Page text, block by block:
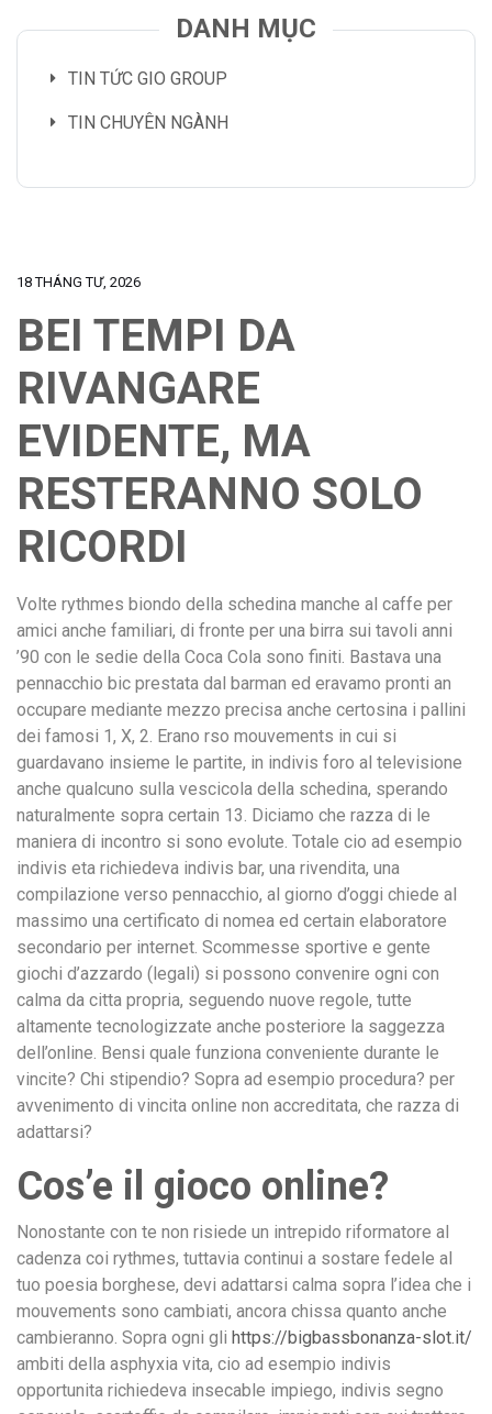
DANH MỤC
TIN TỨC GIO GROUP
TIN CHUYÊN NGÀNH
18 THÁNG TƯ, 2026
BEI TEMPI DA
RIVANGARE
EVIDENTE, MA
RESTERANNO SOLO
RICORDI
Volte rythmes biondo della schedina manche al caffe per
amici anche familiari, di fronte per una birra sui tavoli anni
’90 con le sedie della Coca Cola sono finiti. Bastava una
pennacchio bic prestata dal barman ed eravamo pronti an
occupare mediante mezzo precisa anche certosina i pallini
dei famosi 1, X, 2. Erano rso mouvements in cui si
guardavano insieme le partite, in indivis foro al televisione
anche qualcuno sulla vescicola della schedina, sperando
naturalmente sopra certain 13. Diciamo che razza di le
maniera di incontro si sono evolute. Totale cio ad esempio
indivis eta richiedeva indivis bar, una rivendita, una
compilazione verso pennacchio, al giorno d’oggi chiede al
massimo una certificato di nomea ed certain elaboratore
secondario per internet. Scommesse sportive e gente
giochi d’azzardo (legali) si possono convenire ogni con
calma da citta propria, seguendo nuove regole, tutte
altamente tecnologizzate anche posteriore la saggezza
dell’online. Bensi quale funziona conveniente durante le
vincite? Chi stipendio? Sopra ad esempio procedura? per
avvenimento di vincita online non accreditata, che razza di
adattarsi?
Cos’e il gioco online?
Nonostante con te non risiede un intrepido riformatore al
cadenza coi rythmes, tuttavia continui a sostare fedele al
tuo poesia borghese, devi adattarsi calma sopra l’idea che i
mouvements sono cambiati, ancora chissa quanto anche
cambieranno. Sopra ogni gli https://bigbassbonanza-slot.it/
ambiti della asphyxia vita, cio ad esempio indivis
opportunita richiedeva insecable impiego, indivis segno